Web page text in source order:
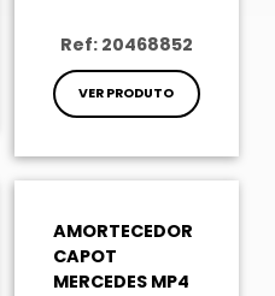
Ref: 20468852
VER PRODUTO
AMORTECEDOR
CAPOT
MERCEDES MP4